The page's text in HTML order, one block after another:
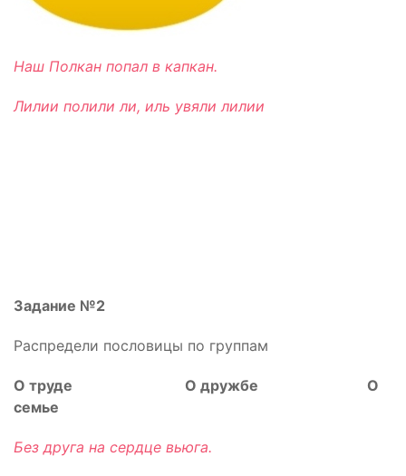
Наш Полкан попал в капкан.
Лилии полили ли, иль увяли лилии
Задание №2
Распредели пословицы по группам
О труде О дружбе О
семье
Без друга на сердце вьюга.